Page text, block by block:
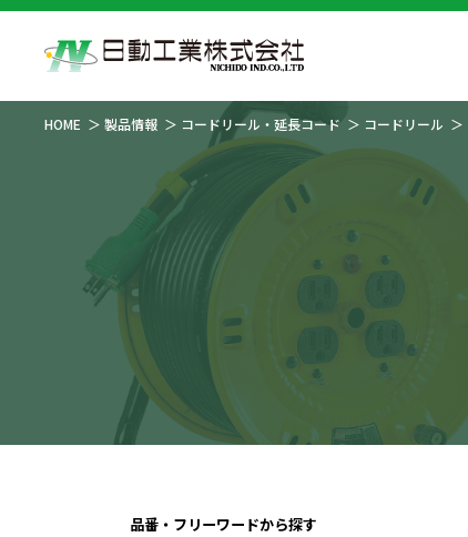
HOME 製品情報 コードリール・延長コード コードリール
品番・フリーワードから探す